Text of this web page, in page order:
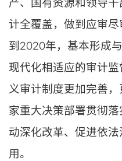
计全覆盖，做到应审尽
到2020年，基本形成
现代化相适应的审计
义审计制度更加完善
家重大决策部署贯彻
动深化改革、促进依
用。